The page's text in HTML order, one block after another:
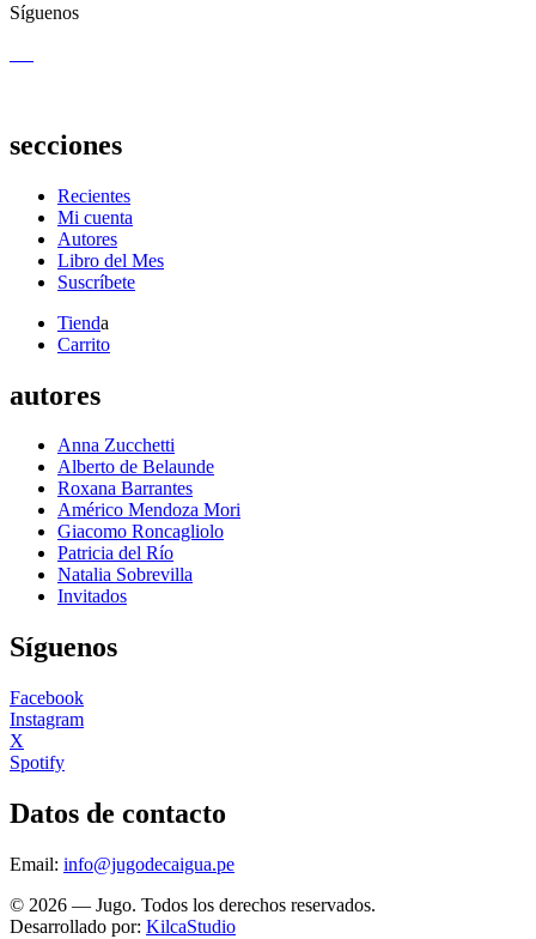
Síguenos
secciones
Recientes
Mi cuenta
Autores
Libro del Mes
Suscríbete
Tienda
Carrito
autores
Anna Zucchetti
Alberto de Belaunde
Roxana Barrantes
Américo Mendoza Mori
Giacomo Roncagliolo
Patricia del Río
Natalia Sobrevilla
Invitados
Síguenos
Facebook
Instagram
X
Spotify
Datos de contacto
Email: info@jugodecaigua.pe
© 2026 — Jugo. Todos los derechos reservados.
Desarrollado por: KilcaStudio